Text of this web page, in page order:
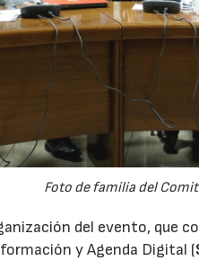
Foto de familia del
del evento, que
y Agenda Digital (